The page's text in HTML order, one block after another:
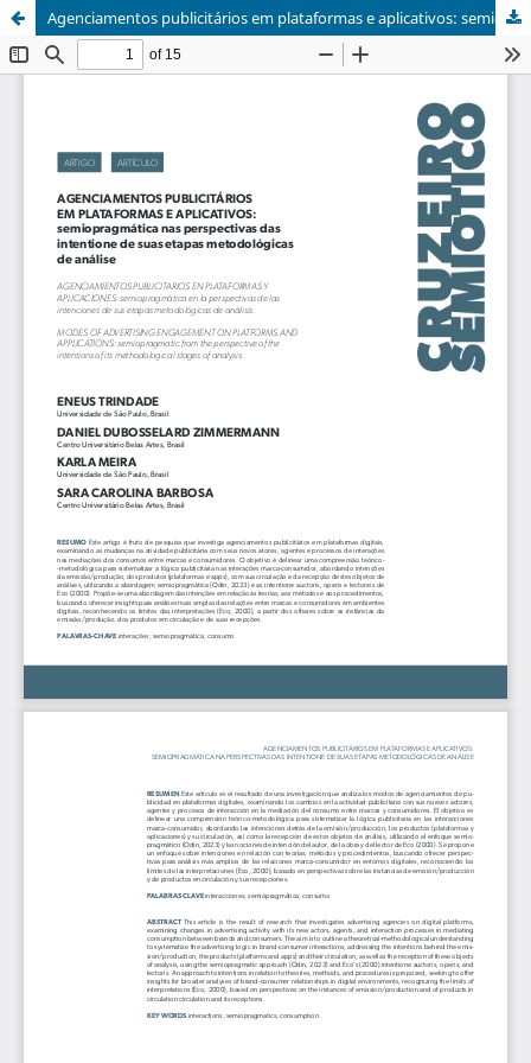
Agenciamentos publicitários em plataformas e aplicativos: semiopragmática na perspectivas das intentione de suas etapas metodológicas de análise